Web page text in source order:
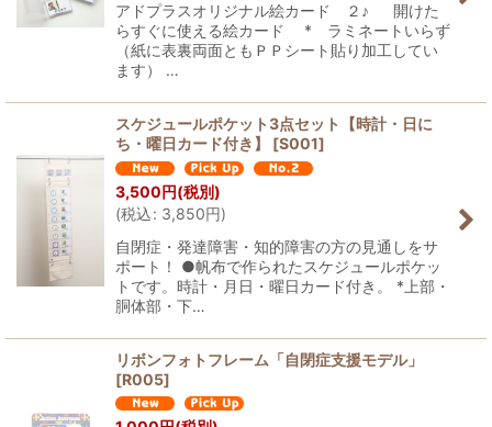
アドプラスオリジナル絵カード ２♪ 開けた
らすぐに使える絵カード * ラミネートいらず
（紙に表裏両面ともＰＰシート貼り加工してい
ます） …
スケジュールポケット3点セット【時計・日に
ち・曜日カード付き】
[S001]
3,500円(税別)
(税込: 3,850円)
自閉症・発達障害・知的障害の方の見通しをサ
ポート！ ●帆布で作られたスケジュールポケッ
トです。時計・月日・曜日カード付き。 *上部・
胴体部・下…
リボンフォトフレーム「自閉症支援モデル」
[R005]